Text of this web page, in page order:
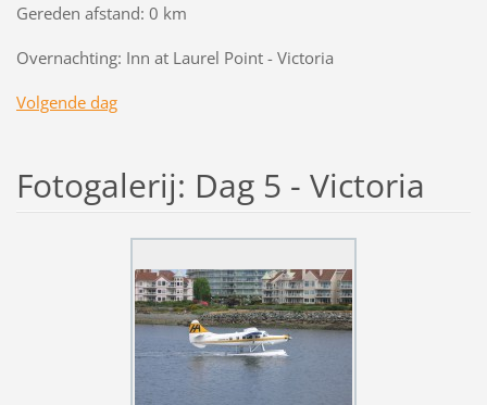
Gereden afstand: 0 km
Overnachting: Inn at Laurel Point - Victoria
Volgende dag
Fotogalerij: Dag 5 - Victoria